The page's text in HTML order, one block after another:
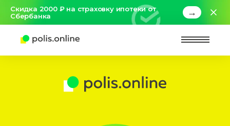
Скидка 2000 ₽ на страховку ипотеки от
Сбербанка
→